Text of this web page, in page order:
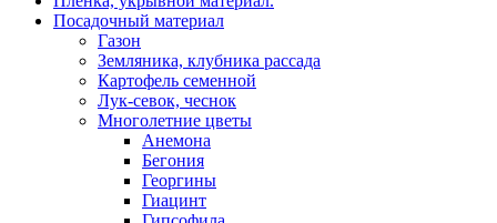
Посадочный материал
Газон
Земляника, клубника рассада
Картофель семенной
Лук-севок, чеснок
Многолетние цветы
Анемона
Бегония
Георгины
Гиацинт